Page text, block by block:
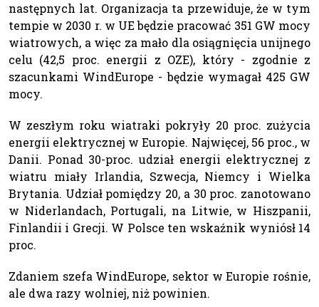
następnych lat. Organizacja ta przewiduje, że w tym
tempie w 2030 r. w UE będzie pracować 351 GW mocy
wiatrowych, a więc za mało dla osiągnięcia unijnego
celu (42,5 proc. energii z OZE), który - zgodnie z
szacunkami WindEurope - będzie wymagał 425 GW
mocy.
W zeszłym roku wiatraki pokryły 20 proc. zużycia
energii elektrycznej w Europie. Najwięcej, 56 proc., w
Danii. Ponad 30-proc. udział energii elektrycznej z
wiatru miały Irlandia, Szwecja, Niemcy i Wielka
Brytania. Udział pomiędzy 20, a 30 proc. zanotowano
w Niderlandach, Portugali, na Litwie, w Hiszpanii,
Finlandii i Grecji. W Polsce ten wskaźnik wyniósł 14
proc.
Zdaniem szefa WindEurope, sektor w Europie rośnie,
ale dwa razy wolniej, niż powinien.